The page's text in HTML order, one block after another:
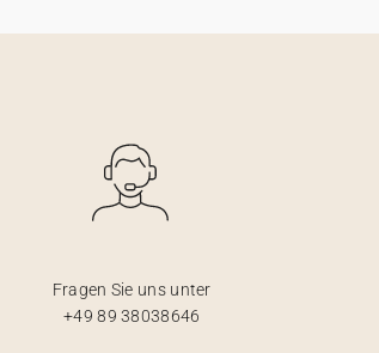
Fragen Sie uns unter
+49 89 38038646